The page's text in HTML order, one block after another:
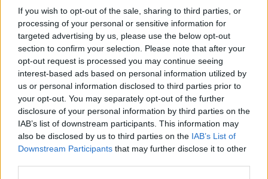
If you wish to opt-out of the sale, sharing to third parties, or
processing of your personal or sensitive information for
targeted advertising by us, please use the below opt-out
section to confirm your selection. Please note that after your
opt-out request is processed you may continue seeing
interest-based ads based on personal information utilized by
us or personal information disclosed to third parties prior to
your opt-out. You may separately opt-out of the further
disclosure of your personal information by third parties on the
IAB’s list of downstream participants. This information may
also be disclosed by us to third parties on the IAB’s List of
Downstream Participants that may further disclose it to other
REDAZIONE
Twitter @Calciopremier